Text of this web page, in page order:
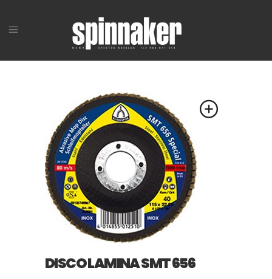
DISCO LAMINA SMT 656